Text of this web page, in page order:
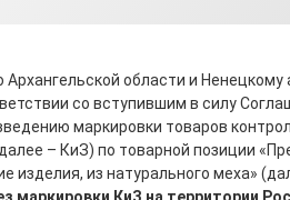
области и Ненецкому
со вступившим в силу
маркировки товаров
– КиЗ) по товарной позиции
изделия, из натурального меха»